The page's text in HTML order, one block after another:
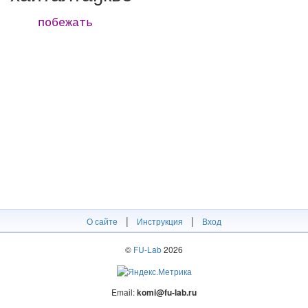
побежать
О сайте | Инструкция | Вход
© FU-Lab2026
Email:komi@fu-lab.ru